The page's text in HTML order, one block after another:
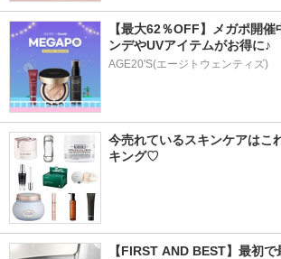
【最大62％OFF】メガポ開
ンデやUVアイテムがお得に♪
AGE20'S(エージトウェンティズ)
今売れているスキンケアはこ
キング♡
【FIRST AND BEST】最初で